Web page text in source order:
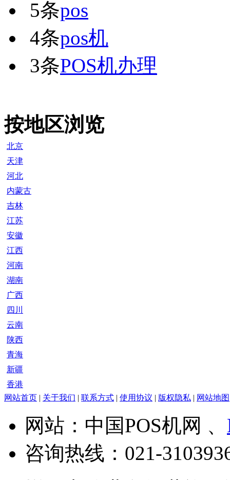
5条pos
4条pos机
3条POS机办理
按地区浏览
北京
天津
河北
内蒙古
吉林
江苏
安徽
江西
河南
湖南
广西
四川
云南
陕西
青海
新疆
香港
网站首页
关于我们 联系方式 使用协议 版权隐私 网站地图
网站：中国POS机网 、
咨询热线： 021-